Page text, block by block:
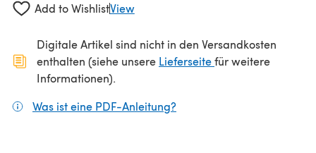
Add to WishlistView
Digitale Artikel sind nicht in den Versandkosten
enthalten (siehe unsere Lieferseite(öffnet sich in
für weitere
Informationen).
Was ist eine PDF-Anleitung?